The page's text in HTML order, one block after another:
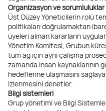
Organizasyon ve sorumluluklar
Üst Düzey Yöneticilerin rolü
politikaları doğrulamaktan
üyeleri alınan kararların
Yönetim Komitesi, Grubun
tüm ağ için aynı çalışma
zamanda insan kaynaklarının
hedeflerine ulaşmasını
izlenmesini denetler.
Bilgi sistemleri
Grup yönetimi ve Bilgi